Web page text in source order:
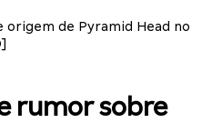
de Pyramid Head no
rumor sobre